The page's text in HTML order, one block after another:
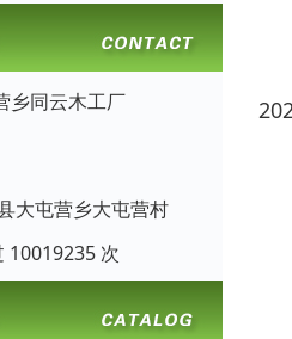
乡同云木工厂
大屯营乡大屯营村
10019235 次